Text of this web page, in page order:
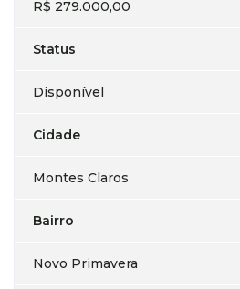
R$ 279.000,00
Status
Disponível
Cidade
Montes Claros
Bairro
Novo Primavera